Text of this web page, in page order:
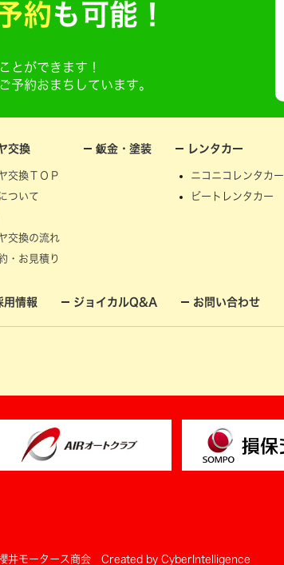
約も可能！
とができます！
予約おまちしています。
交換
交換ＴＯＰ
ついて
交換の流れ
・お見積り
鈑金・塗装 レンタカー
ニコニコレンタカー
ビートレンタカー
用情報 ジョイカルQ&A お問い合わせ
井モータース商会 Created by CyberIntelligence